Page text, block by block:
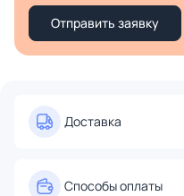
Отправить заявку
Доставка
Способы оплаты